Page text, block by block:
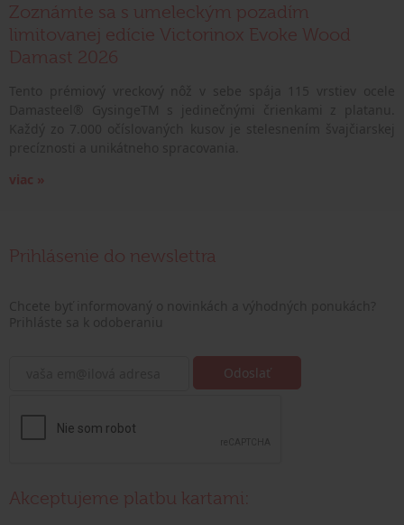
Zoznámte sa s umeleckým pozadím
limitovanej edície Victorinox Evoke Wood
Damast 2026
viac »
Prihlásenie do newslettra
Akceptujeme platbu kartami: